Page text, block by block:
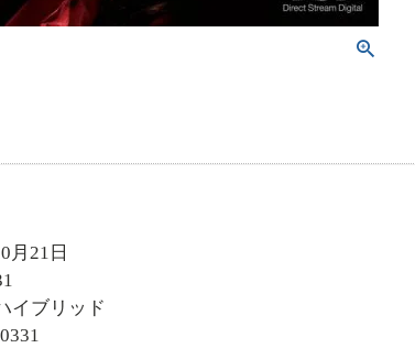
月21日
イブリッド